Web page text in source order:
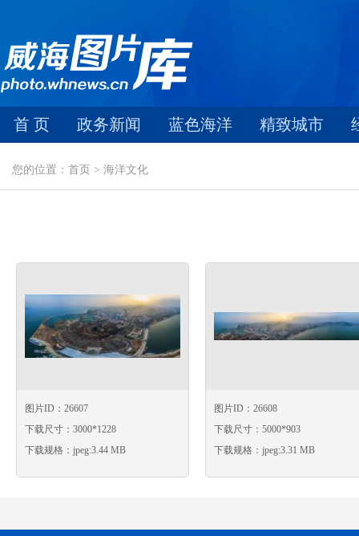
首 页 政务新闻 蓝色海洋 精致城市
您的位置：首页 > 海洋文化
图片ID：26607
下载尺寸：3000*1228
下载规格：jpeg:3.44 MB
图片ID：26608
下载尺寸：5000*903
下载规格：jpeg:3.31 MB